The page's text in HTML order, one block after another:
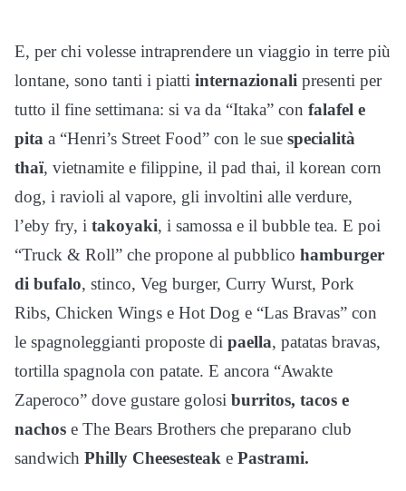
E, per chi volesse intraprendere un viaggio in terre più
lontane, sono tanti i piatti internazionali presenti per
tutto il fine settimana: si va da “Itaka” con falafel e
pita a “Henri’s Street Food” con le sue specialità
thaï, vietnamite e filippine, il pad thai, il korean corn
dog, i ravioli al vapore, gli involtini alle verdure,
l’eby fry, i takoyaki, i samossa e il bubble tea. E poi
“Truck & Roll” che propone al pubblico hamburger
di bufalo, stinco, Veg burger, Curry Wurst, Pork
Ribs, Chicken Wings e Hot Dog e “Las Bravas” con
le spagnoleggianti proposte di paella, patatas bravas,
tortilla spagnola con patate. E ancora “Awakte
Zaperoco” dove gustare golosi burritos, tacos e
nachos e The Bears Brothers che preparano club
sandwich Philly Cheesesteak e Pastrami.